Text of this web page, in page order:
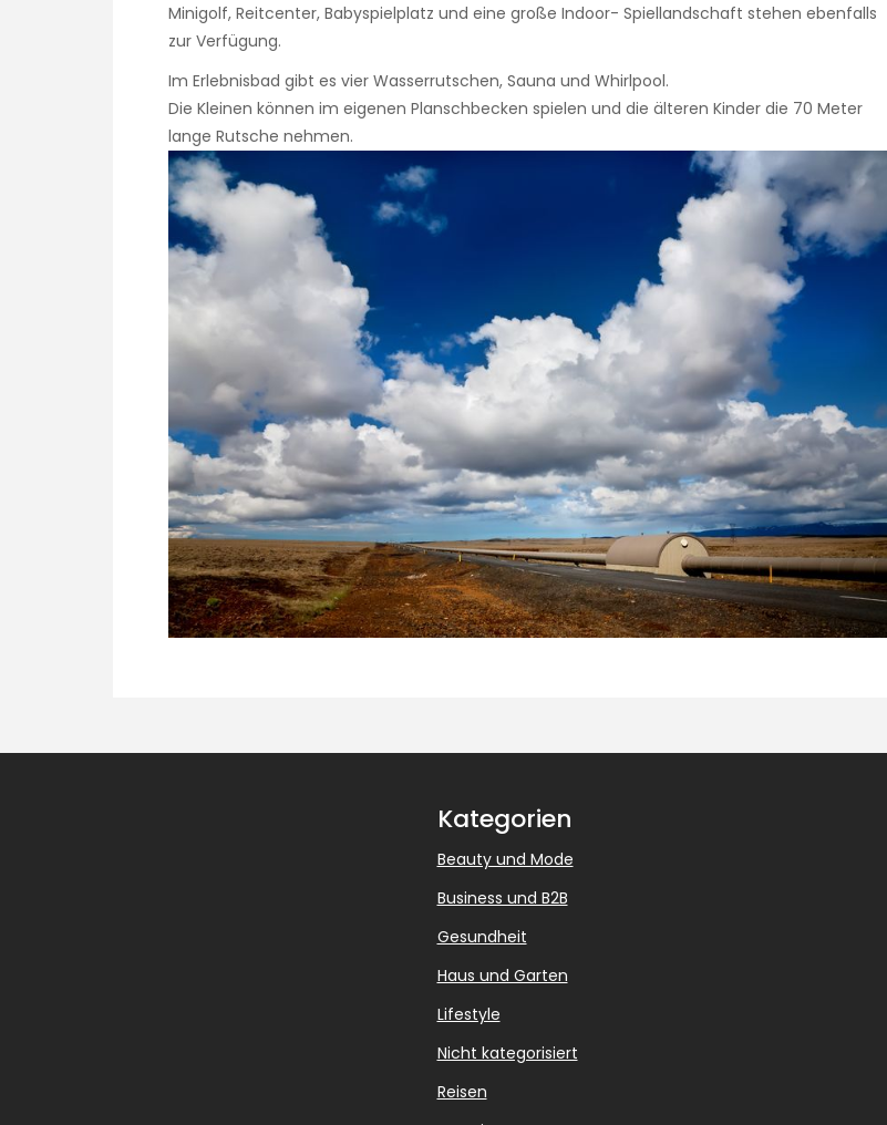
Minigolf, Reitcenter, Babyspielplatz und eine große Indoor- Spiellandschaft stehen ebenfalls
zur Verfügung.
Im Erlebnisbad gibt es vier Wasserrutschen, Sauna und Whirlpool.
Die Kleinen können im eigenen Planschbecken spielen und die älteren Kinder die 70 Meter
lange Rutsche nehmen.
Kategorien
Beauty und Mode
Business und B2B
Gesundheit
Haus und Garten
Lifestyle
Nicht kategorisiert
Reisen